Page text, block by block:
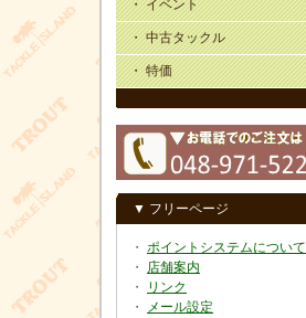
・ イベント
・ 中古タックル
・ 特価
▼ フリーページ
・ ポイントシステムについて
・ 店舗案内
・
リンク
・
メール設定